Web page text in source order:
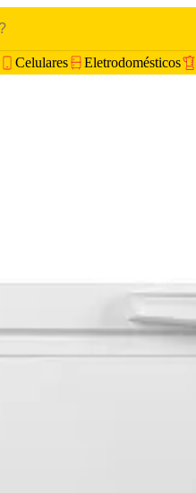
Celulares Eletrodomésticos